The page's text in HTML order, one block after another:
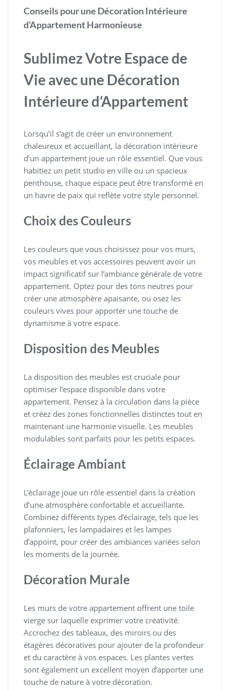
Conseils pour une Décoration Intérieure
d’Appartement Harmonieuse
Sublimez Votre Espace de
Vie avec une Décoration
Intérieure d’Appartement
Lorsqu’il s’agit de créer un environnement
chaleureux et accueillant, la décoration intérieure
d’un appartement joue un rôle essentiel. Que vous
habitiez un petit studio en ville ou un spacieux
penthouse, chaque espace peut être transformé en
un havre de paix qui reflète votre style personnel.
Choix des Couleurs
Les couleurs que vous choisissez pour vos murs,
vos meubles et vos accessoires peuvent avoir un
impact significatif sur l’ambiance générale de votre
appartement. Optez pour des tons neutres pour
créer une atmosphère apaisante, ou osez les
couleurs vives pour apporter une touche de
dynamisme à votre espace.
Disposition des Meubles
La disposition des meubles est cruciale pour
optimiser l’espace disponible dans votre
appartement. Pensez à la circulation dans la pièce
et créez des zones fonctionnelles distinctes tout en
maintenant une harmonie visuelle. Les meubles
modulables sont parfaits pour les petits espaces.
Éclairage Ambiant
L’éclairage joue un rôle essentiel dans la création
d’une atmosphère confortable et accueillante.
Combinez différents types d’éclairage, tels que les
plafonniers, les lampadaires et les lampes
d’appoint, pour créer des ambiances variées selon
les moments de la journée.
Décoration Murale
Les murs de votre appartement offrent une toile
vierge sur laquelle exprimer votre créativité.
Accrochez des tableaux, des miroirs ou des
étagères décoratives pour ajouter de la profondeur
et du caractère à vos espaces. Les plantes vertes
sont également un excellent moyen d’apporter une
touche de nature à votre décoration.